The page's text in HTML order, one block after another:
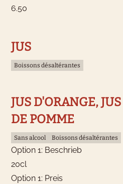
6.50
JUS
Boissons désaltérantes
JUS D'ORANGE,
DE POMME
Sans alcool Boissons désaltérantes
Option 1: Beschrieb
20cl
Option 1: Preis